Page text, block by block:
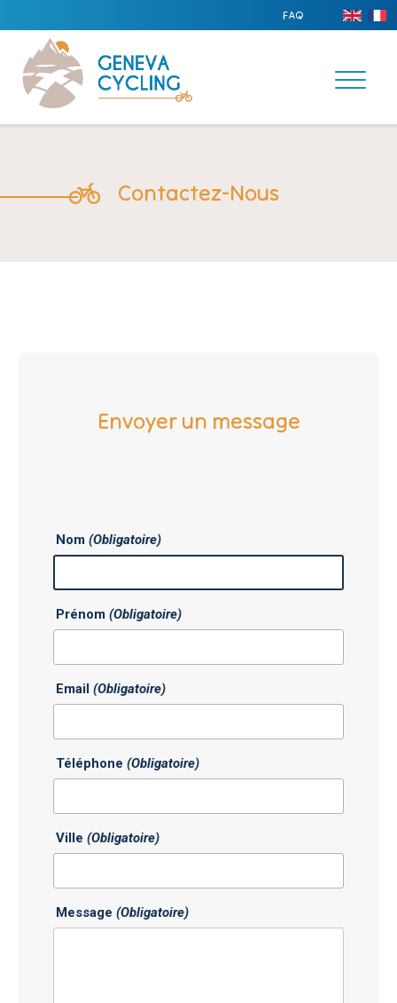
FAQ
Contactez-Nous
Envoyer un message
Nom (Obligatoire)
Prénom (Obligatoire)
Email (Obligatoire)
Téléphone (Obligatoire)
Ville (Obligatoire)
Message (Obligatoire)